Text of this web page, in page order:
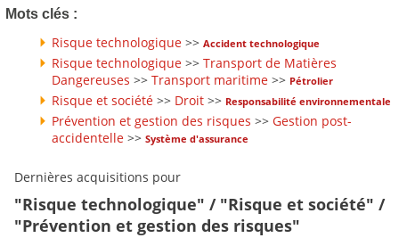
Mots clés :
Risque technologique >> Accident technologique
Risque technologique >> Transport de Matières
Dangereuses >> Transport maritime >> Pétrolier
Risque et société >> Droit >> Responsabilité environnementale
Prévention et gestion des risques >> Gestion post-
accidentelle >> Système d'assurance
Dernières acquisitions pour
"Risque technologique" / "Risque et société" /
"Prévention et gestion des risques"